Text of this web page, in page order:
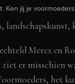
Ken jij je
landschapskunst,
Mercx en
er misschien
het